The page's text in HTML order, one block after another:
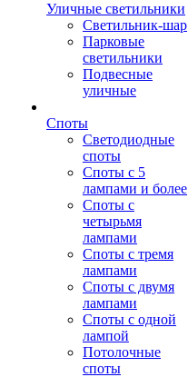
Уличные светильники
Светильник-шар
Парковые
светильники
Подвесные
уличные
Споты
Светодиодные
споты
Споты с 5
лампами и более
Споты с
четырьмя
лампами
Споты с тремя
лампами
Споты с двумя
лампами
Споты с одной
лампой
Потолочные
споты